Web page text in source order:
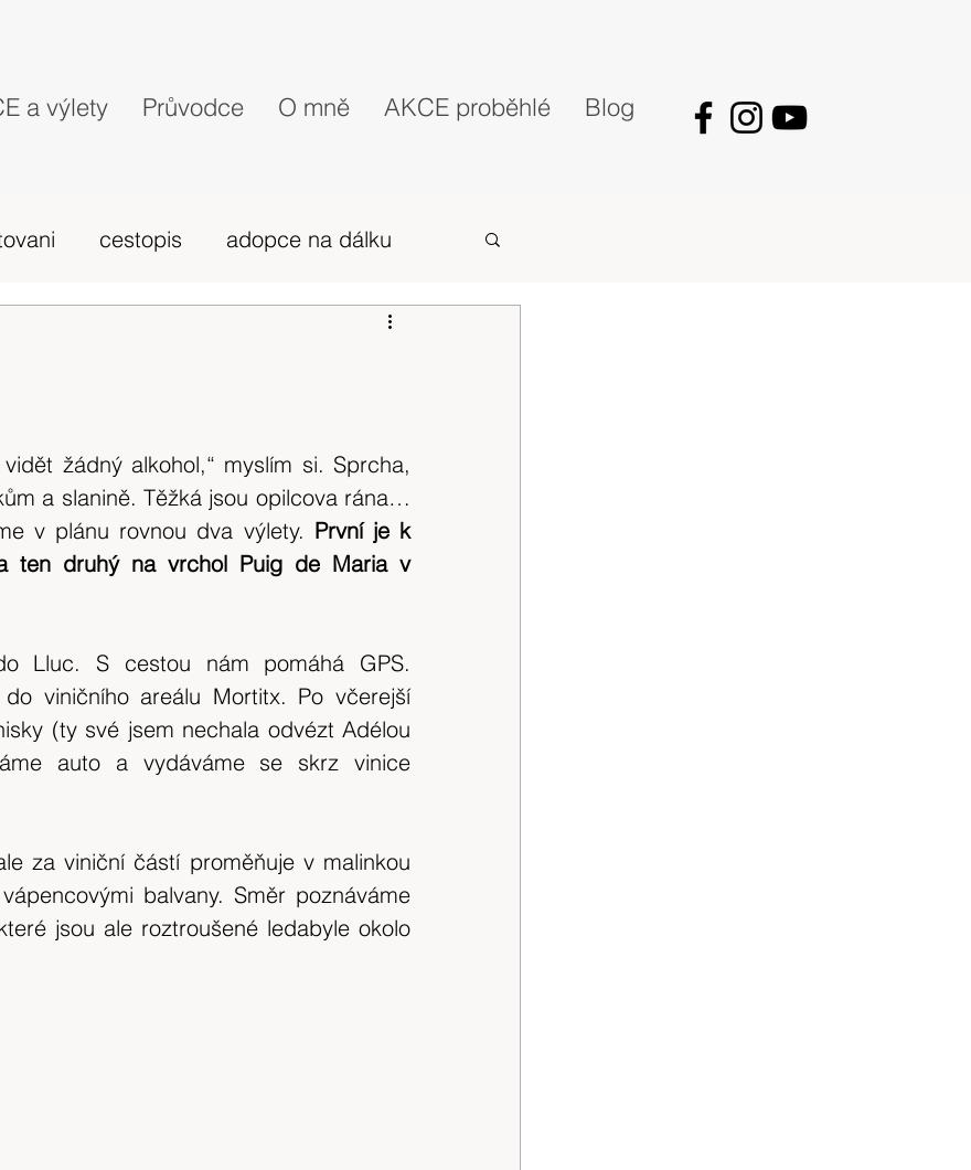
a výlety Průvodce O mně AKCE proběhlé Blog
cestopis adopce na dálku
camino Portugues
tip na výlet Španělsko výlet 2017
žádný alkohol,“ myslím si. Sprcha,
a slanině. Těžká jsou opilcova rána…
v plánu rovnou dva výlety. První je k
ten druhý na vrchol Puig de Maria v
Lluc. S cestou nám pomáhá GPS.
viničního areálu Mortitx. Po včerejší
(ty své jsem nechala odvézt Adélou
auto a vydáváme se skrz vinice
za viniční částí proměňuje v malinkou
balvany. Směr poznáváme
jsou ale roztroušené ledabyle okolo